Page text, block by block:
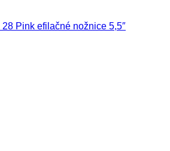
Pink efilačné nožnice 5,5″